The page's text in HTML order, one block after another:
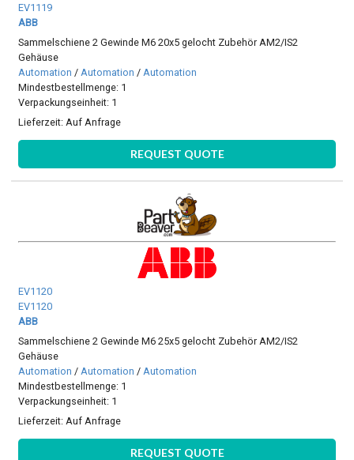
EV1119
ABB
Sammelschiene 2 Gewinde M6 20x5 gelocht Zubehör AM2/IS2
Gehäuse
Automation /Automation /Automation
Mindestbestellmenge: 1
Verpackungseinheit: 1
Lieferzeit:Auf Anfrage
REQUEST QUOTE
EV1120
EV1120
ABB
Sammelschiene 2 Gewinde M6 25x5 gelocht Zubehör AM2/IS2
Gehäuse
Automation /Automation /Automation
Mindestbestellmenge: 1
Verpackungseinheit: 1
Lieferzeit:Auf Anfrage
REQUEST QUOTE